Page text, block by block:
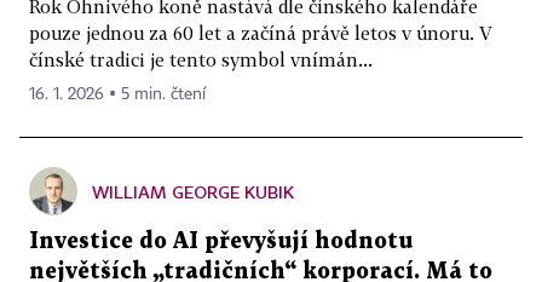
Rok Ohnivého koně nastává dle čínského kalendáře
pouze jednou za 60 let a začíná právě letos v únoru. V
čínské tradici je tento symbol vnímán...
16. 1. 2026 ▪ 5 min. čtení
WILLIAM GEORGE KUBIK
Investice do AI převyšují hodnotu
největších „tradičních“ korporací. Má to